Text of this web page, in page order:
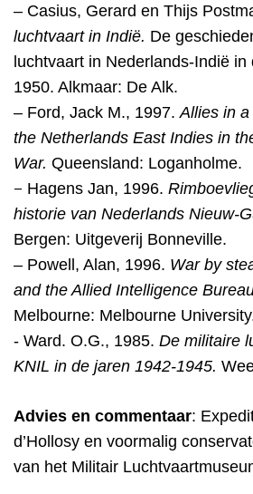
– Casius, Gerard en Thijs
luchtvaart in Indië. De
luchtvaart in Nederlands-Indië in
1950. Alkmaar: De Alk.
– Ford, Jack M., 1997. Allies in
the Netherlands East Indies in
War. Queensland: Loganholme.
– Hagens Jan, 1996.
historie van Nederlands Nieuw-
Bergen: Uitgeverij Bonneville.
– Powell, Alan, 1996. War by
and the Allied Intelligence
Melbourne: Melbourne
- Ward. O.G., 1985. De militaire
KNIL in de jaren 1942-1945.
Advies en commentaar:
d’Hollosy en voormalig
van het Militair